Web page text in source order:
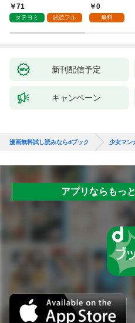
の？
71
タテヨミ 試読フル
話0
無料
新刊配信予定
キャンペーン
漫画無料試し読みならdブック 少女マン
アプリならもっ